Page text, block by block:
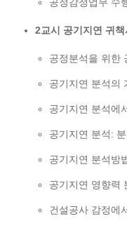
2교시 공기지연 귀
공정분석을 위한
공기지연 분석의
공기지연 분석에
공기지연 분석:
공기지연 분석방
공기지연 영향력
건설공사 감정에